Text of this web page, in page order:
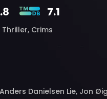
7.1
Thriller, Crims
Danielsen Lie, Jon